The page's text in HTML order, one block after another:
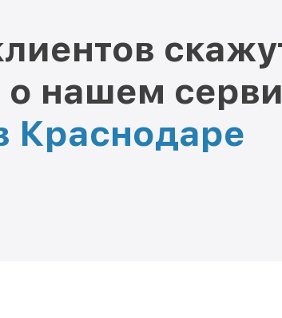
нашем
Краснодаре